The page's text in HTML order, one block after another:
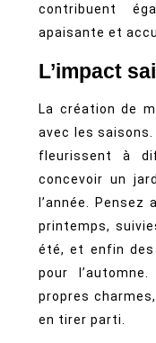
contribuent
apaisante et
L’impact
La création de
avec les
fleurissent à
concevoir un
l’année.
printemps,
été, et enfin
pour
propres
en tirer parti.